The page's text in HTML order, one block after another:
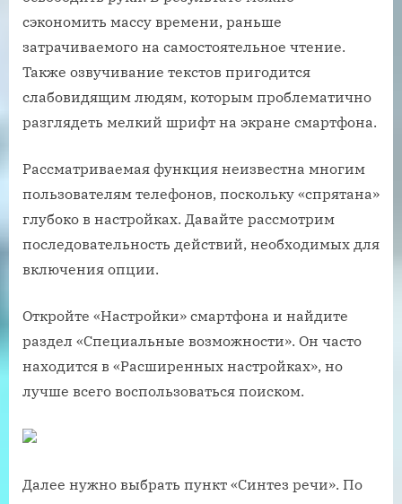
сэкономить массу времени, раньше
затрачиваемого на самостоятельное чтение.
Также озвучивание текстов пригодится
слабовидящим людям, которым проблематично
разглядеть мелкий шрифт на экране смартфона.
Рассматриваемая функция неизвестна многим
пользователям телефонов, поскольку «спрятана»
глубоко в настройках. Давайте рассмотрим
последовательность действий, необходимых для
включения опции.
Откройте «Настройки» смартфона и найдите
раздел «Специальные возможности». Он часто
находится в «Расширенных настройках», но
лучше всего воспользоваться поиском.
Далее нужно выбрать пункт «Синтез речи». По